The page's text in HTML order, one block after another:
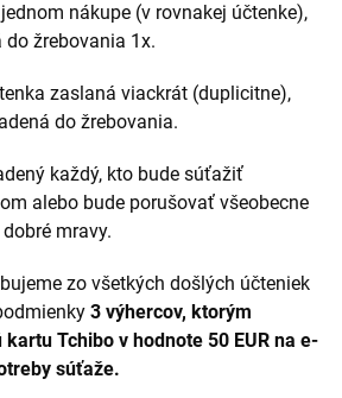
nákupe (v rovnakej účtenke),
do žrebovania 1x.
zaslaná viackrát (duplicitne),
do žrebovania.
každý, kto bude súťažiť
alebo bude porušovať všeobecne
mravy.
zo všetkých došlých účteniek
3 výhercov, ktorým
Tchibo v hodnote 50 EUR na e-
súťaže.